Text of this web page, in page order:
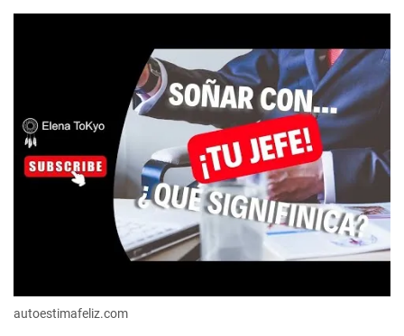
autoestimafeliz.com